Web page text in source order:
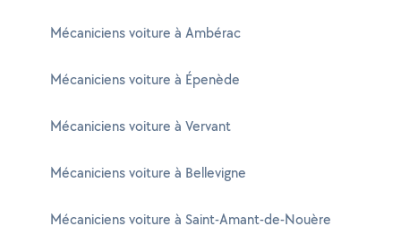
Mécaniciens voiture à Ambérac
Mécaniciens voiture à Épenède
Mécaniciens voiture à Vervant
Mécaniciens voiture à Bellevigne
Mécaniciens voiture à Saint-Amant-de-Nouère